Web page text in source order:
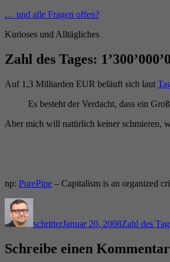
Zum
springen
… und alle Fragen offen?
Kurioses und Alltägliches
Zahl des Tages:
Auf 1,3 Milliarden EUR beläuft sich laut
Es besteht der Verdacht, dass ein
Aber mich will natürlich keiner schmieren,
np: PurePipe – Capitalism is an organized
schritterJanuar 20, 2008Zahl des
Schreibe einen Kommentar